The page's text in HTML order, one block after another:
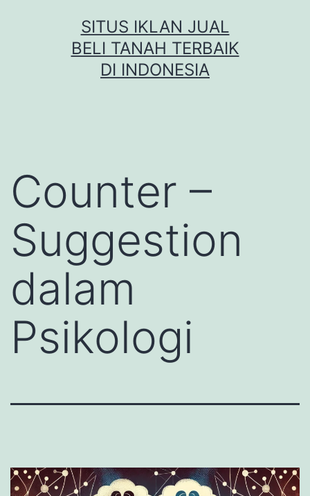
SITUS IKLAN JUAL
BELI TANAH TERBAIK
DI INDONESIA
Counter –
Suggestion
dalam
Psikologi